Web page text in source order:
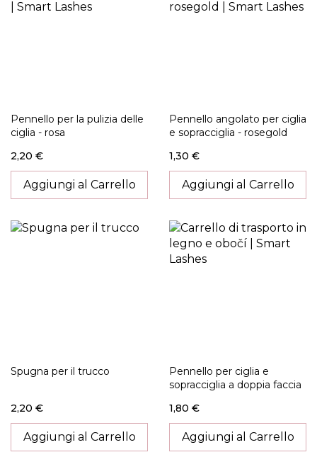
Pennello per la pulizia delle
ciglia - rosa
2,20 €
Aggiungi al Carrello
Pennello angolato per ciglia
e sopracciglia - rosegold
1,30 €
Aggiungi al Carrello
Spugna per il trucco
2,20 €
Aggiungi al Carrello
Pennello per ciglia e
sopracciglia a doppia faccia
1,80 €
Aggiungi al Carrello